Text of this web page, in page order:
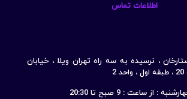
اطلاعات تماس
، نرسیده به سه راه تهران ویلا ، خیابان
: از ساعت : 9 صبح تا 20:30